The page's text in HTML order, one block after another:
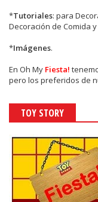
*Tutoriales: para
Decoración de Comida y
*Imágenes.
En Oh My Fiesta!
pero los preferidos de
TOY STORY